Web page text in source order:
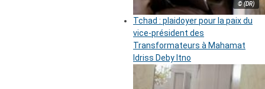
© (DR)
Tchad : plaidoyer pour la paix du
vice-président des
Transformateurs à Mahamat
Idriss Deby Itno